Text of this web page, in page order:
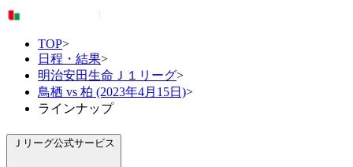
TOP>
日程・結果>
明治安田生命Ｊ１リーグ>
鳥栖 vs 柏 (2023年4月15日)>
ラインナップ
Ｊリーグ公式サービス